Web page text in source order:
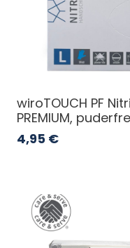
wiroTOUCH PF
PREMIUM,
4,95 €